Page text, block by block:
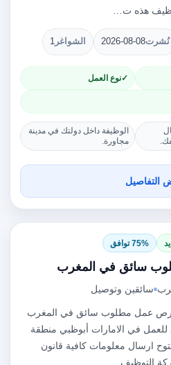
هذه ت…
نُشرت2026-08-08 الشواغر 1
نوع العمل
الوظيفة داخل دولتك في مدينة
مجاورة.
التفاصيل
75% توافق
سائق في المغرب
سائقين وتوصيل
عمل مطلوب سائق في المغرب
في الامارات أبوظبي منطقة
ارسال معلومات كافية قانون
التوظيف …